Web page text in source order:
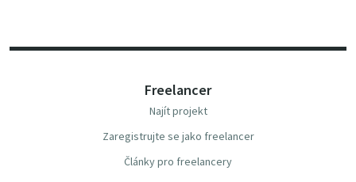
Freelancer
Najít projekt
Zaregistrujte se jako freelancer
Články pro freelancery